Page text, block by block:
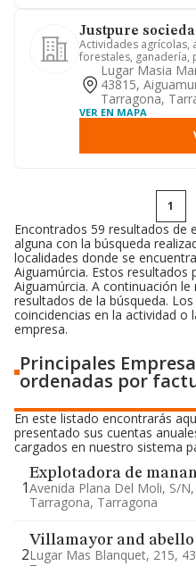
Justpure
Actividades agrícolas,
forestales, ganadería,
explotación de áreas
Lugar Masia
43815,
Tarragona,
VER EN MAPA
1
Encontrados 59 resultados de
alguna con la búsqueda
localidades donde se
Aiguamúrcia. Estos resultados
Aiguamúrcia. A continuación
resultados de la búsqueda.
coincidencias en la actividad o
empresa.
Principales
ordenadas por
En este listado encontrarás
presentado sus cuentas
cargados en nuestro sistema
1
Explotadora de
Avenida Plana Del Moli, S/
Tarragona, Tarragona
2
Villamayor and abello
Lugar Mas Blanquet, 215,